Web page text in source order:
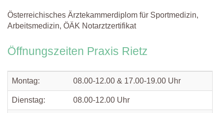
Österreichisches Ärztekammerdiplom für Sportmedizin,
Arbeitsmedizin, ÖÄK Notarztzertifikat
Öffnungszeiten Praxis Rietz
Montag: 08.00-12.00 & 17.00-19.00 Uhr
Dienstag: 08.00-12.00 Uhr